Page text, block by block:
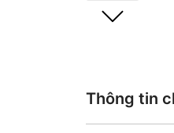
Thông tin